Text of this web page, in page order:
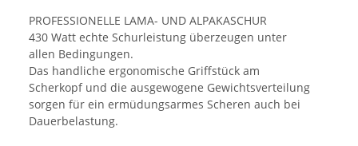
PROFESSIONELLE LAMA- UND ALPAKASCHUR
430 Watt echte Schurleistung überzeugen unter
allen Bedingungen.
Das handliche ergonomische Griffstück am
Scherkopf und die ausgewogene Gewichtsverteilung
sorgen für ein ermüdungsarmes Scheren auch bei
Dauerbelastung.